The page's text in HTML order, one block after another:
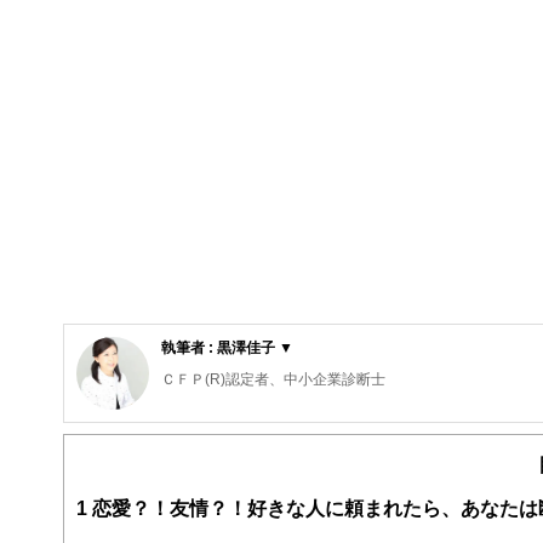
執筆者 : 黒澤佳子 ▼
ＣＦＰ(R)認定者、中小企業診断士
アットハーモニーマネジメントオフィス代表
自身の子育て経験を踏まえて、明日の子どもたちが希望
1 恋愛？！友情？！好きな人に頼まれたら、あなたは